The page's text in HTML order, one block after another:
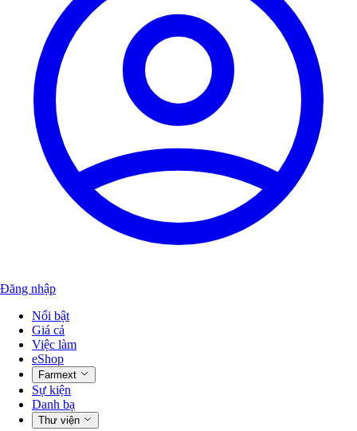
Đăng nhập
Nổi bật
Giá cả
Việc làm
eShop
Farmext
Sự kiện
Danh bạ
Thư viện